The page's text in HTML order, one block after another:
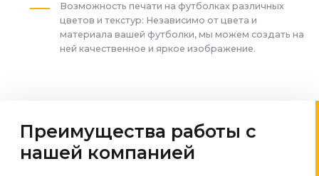
Возможность печати на футболках различных
цветов и текстур: Независимо от цвета и
материала вашей футболки, мы можем создать на
ней качественное и яркое изображение.
Преимущества работы с
нашей компанией